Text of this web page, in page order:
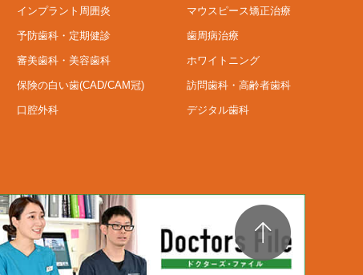
インプラント周囲炎
予防歯科・定期健診
審美歯科・美容歯科
保険の白い歯(CAD/CAM冠)
口腔外科
マウスピース矯正治療
歯周病治療
ホワイトニング
訪問歯科・高齢者歯科
デジタル歯科